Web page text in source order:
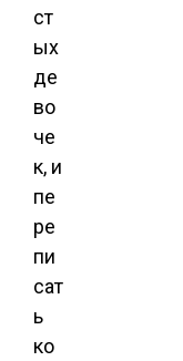
ст
ых
де
во
че
к, и
пе
ре
пи
сат
ь
ко